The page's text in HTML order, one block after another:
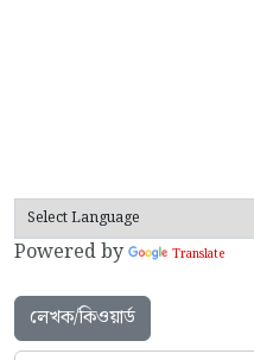
Powered by Translate
লেখক/কিওয়ার্ড